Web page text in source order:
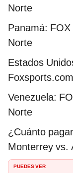
Norte
Panamá:
Norte
Estados
Venezuela:
Norte
¿Cuánto
Monterrey vs.
PUEDES VER